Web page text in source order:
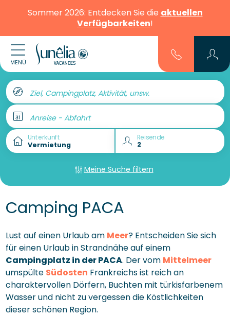
Sommer 2026: Entdecken Sie die aktuellen
Verfügbarkeiten!
MENÜ
Ziel, Campingplatz, Aktivität, unsw.
Anreise - Abfahrt
Unterkunft Reisende
Meine Suche filtern
Camping PACA
Lust auf einen Urlaub am Meer? Entscheiden Sie sich
für einen Urlaub in Strandnähe auf einem
Campingplatz in der PACA. Der vom Mittelmeer
umspülte Südosten Frankreichs ist reich an
charaktervollen Dörfern, Buchten mit türkisfarbenem
Wasser und nicht zu vergessen die Köstlichkeiten
dieser schönen Region.